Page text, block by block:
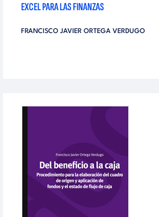
EXCEL PARA LAS FINANZAS
FRANCISCO JAVIER ORTEGA VERDUGO